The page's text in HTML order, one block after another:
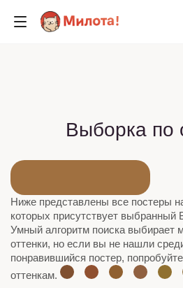
Выборка по
Ниже представлены все постеры
которых присутствует выбранный
Умный алгоритм поиска выбирает
оттенки, но если вы не нашли
понравившийся постер,
оттенкам.